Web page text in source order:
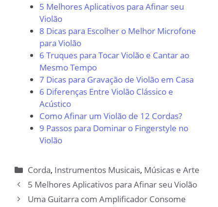
5 Melhores Aplicativos para Afinar seu
Violão
8 Dicas para Escolher o Melhor Microfone
para Violão
6 Truques para Tocar Violão e Cantar ao
Mesmo Tempo
7 Dicas para Gravação de Violão em Casa
6 Diferenças Entre Violão Clássico e
Acústico
Como Afinar um Violão de 12 Cordas?
9 Passos para Dominar o Fingerstyle no
Violão
Categorias
Corda, Instrumentos Musicais, Músicas e Arte
5 Melhores Aplicativos para Afinar seu Violão
Uma Guitarra com Amplificador Consome